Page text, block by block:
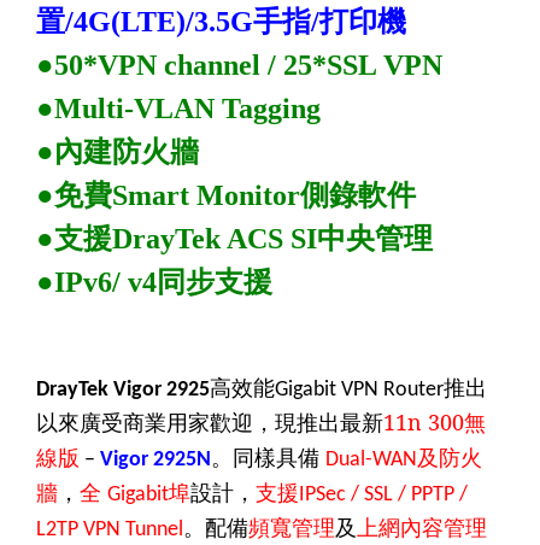
置/4G(LTE)/3.5G手指/打印機
●50*VPN channel / 25*SSL VPN
●Multi-VLAN Tagging
●內建防火牆
●免費Smart Monitor側錄軟件
●支援DrayTek ACS SI中央管理
●IPv6/ v4同步支援
DrayTek Vigor 2925高效能Gigabit VPN Router推出
以來廣受商業用家歡迎 ，現推出最新11n 300無
線版 – Vigor 2925N。同樣具備 Dual-WAN及防火
牆 ， 全 Gigabit埠設計， 支援IPSec / SSL / PPTP /
L2TP VPN Tunnel。配備頻寬管理及上網內容管理